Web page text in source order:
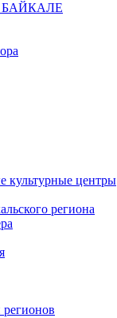
культурные центры
региона
регионов